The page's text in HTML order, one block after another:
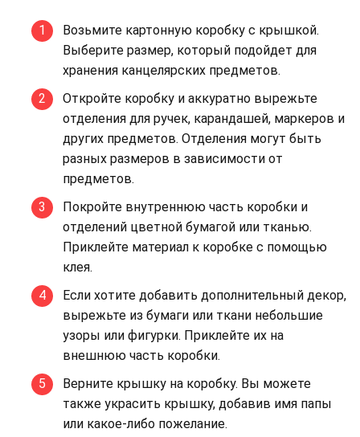
Возьмите картонную коробку с крышкой.
Выберите размер, который подойдет для
хранения канцелярских предметов.
Откройте коробку и аккуратно вырежьте
отделения для ручек, карандашей, маркеров и
других предметов. Отделения могут быть
разных размеров в зависимости от
предметов.
Покройте внутреннюю часть коробки и
отделений цветной бумагой или тканью.
Приклейте материал к коробке с помощью
клея.
Если хотите добавить дополнительный декор,
вырежьте из бумаги или ткани небольшие
узоры или фигурки. Приклейте их на
внешнюю часть коробки.
Верните крышку на коробку. Вы можете
также украсить крышку, добавив имя папы
или какое-либо пожелание.